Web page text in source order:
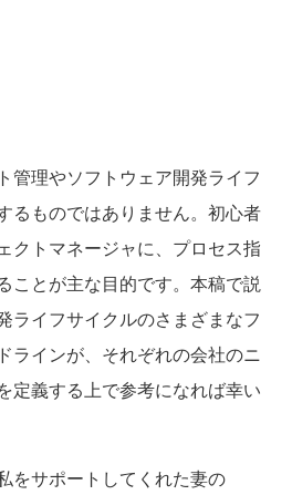
管理やソフトウェア開発ライフ
るものではありません。初心者
クトマネージャに、プロセス指
ことが主な目的です。本稿で説
ライフサイクルのさまざまなフ
ラインが、それぞれの会社のニ
定義する上で参考になれば幸い
をサポートしてくれた妻の